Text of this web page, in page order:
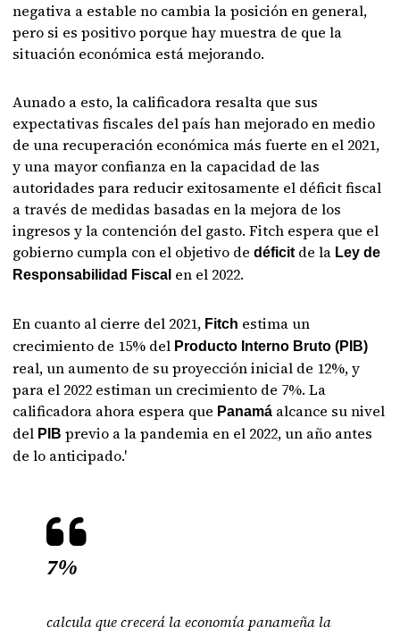
negativa a estable no cambia la posición en general,
pero si es positivo porque hay muestra de que la
situación económica está mejorando.
Aunado a esto, la calificadora resalta que sus
expectativas fiscales del país han mejorado en medio
de una recuperación económica más fuerte en el 2021,
y una mayor confianza en la capacidad de las
autoridades para reducir exitosamente el déficit fiscal
a través de medidas basadas en la mejora de los
ingresos y la contención del gasto. Fitch espera que el
gobierno cumpla con el objetivo dedéficitde la Ley de
Responsabilidad Fiscal en el 2022.
En cuanto al cierre del 2021, Fitch estima un
crecimiento de 15% del Producto Interno Bruto (PIB)
real, un aumento de su proyección inicial de 12%, y
para el 2022 estiman un crecimiento de 7%. La
calificadora ahora espera que Panamá alcance su nivel
del PIBprevio a la pandemia en el 2022, un año antes
de lo anticipado.'
7%
calcula que crecerá la economía panameña la